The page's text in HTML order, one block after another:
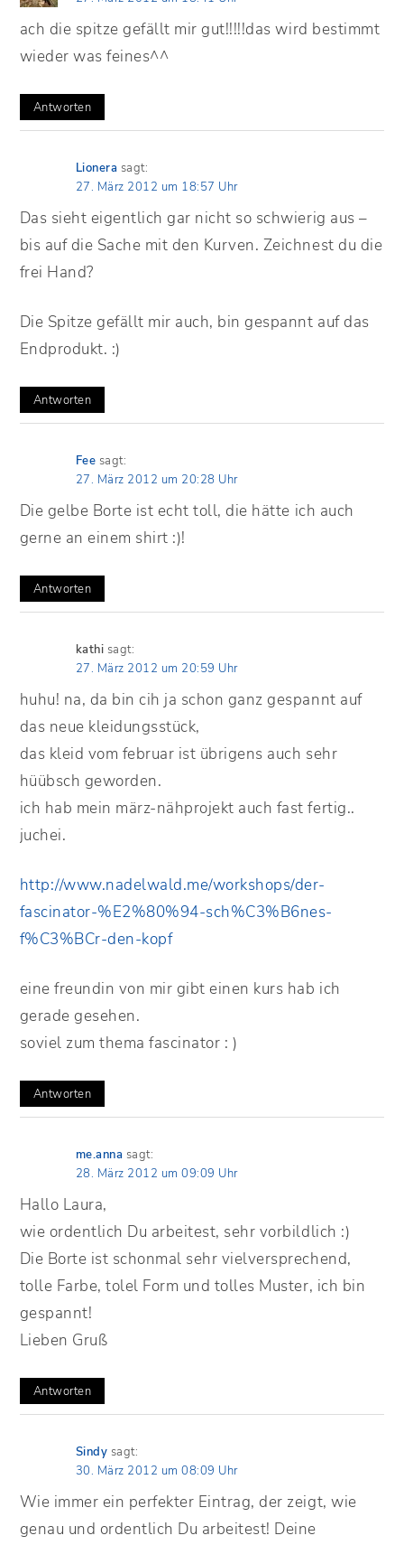
ach die spitze gefällt mir gut!!!!!das wird bestimmt
wieder was feines^^
Antworten
Lionera sagt:
27. März 2012 um 18:57 Uhr
Das sieht eigentlich gar nicht so schwierig aus –
bis auf die Sache mit den Kurven. Zeichnest du die
frei Hand?
Die Spitze gefällt mir auch, bin gespannt auf das
Endprodukt. :)
Antworten
Fee sagt:
27. März 2012 um 20:28 Uhr
Die gelbe Borte ist echt toll, die hätte ich auch
gerne an einem shirt :)!
Antworten
kathi sagt:
27. März 2012 um 20:59 Uhr
huhu! na, da bin cih ja schon ganz gespannt auf
das neue kleidungsstück,
das kleid vom februar ist übrigens auch sehr
hüübsch geworden.
ich hab mein märz-nähprojekt auch fast fertig..
juchei.
http://www.nadelwald.me/workshops/der-
fascinator-%E2%80%94-sch%C3%B6nes-
f%C3%BCr-den-kopf
eine freundin von mir gibt einen kurs hab ich
gerade gesehen.
soviel zum thema fascinator : )
Antworten
me.anna sagt:
28. März 2012 um 09:09 Uhr
Hallo Laura,
wie ordentlich Du arbeitest, sehr vorbildlich :)
Die Borte ist schonmal sehr vielversprechend,
tolle Farbe, tolel Form und tolles Muster, ich bin
gespannt!
Lieben Gruß
Antworten
Sindy sagt:
30. März 2012 um 08:09 Uhr
Wie immer ein perfekter Eintrag, der zeigt, wie
genau und ordentlich Du arbeitest! Deine